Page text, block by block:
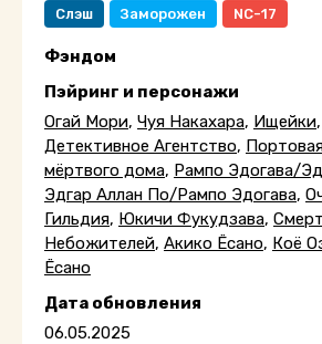
Слэш Заморожен NC-17
Фэндом
Пэйринг и персонажи
Огай Мори, Чуя Накахара, Ищейки,
Детективное Агентство,
мёртвого дома, Рампо Эдогава/
Эдгар Аллан По/Рампо Эдогава,
Гильдия, Юкичи Фукудзава,
Небожителей, Акико Ёсано, Коё
Ёсано
Дата обновления
06.05.2025